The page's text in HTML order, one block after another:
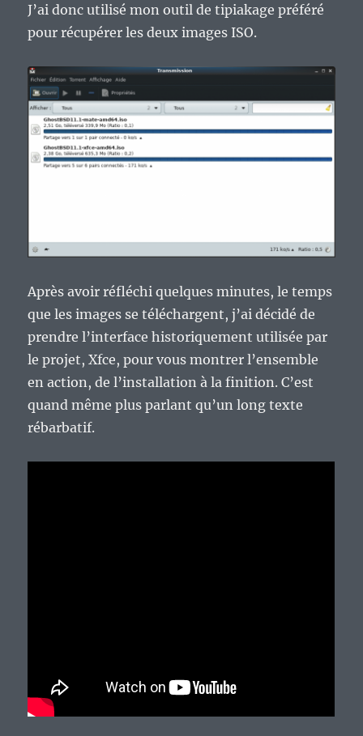
J’ai donc utilisé mon outil de tipiakage préféré
pour récupérer les deux images ISO.
Après avoir réfléchi quelques minutes, le temps
que les images se téléchargent, j’ai décidé de
prendre l’interface historiquement utilisée par
le projet, Xfce, pour vous montrer l’ensemble
en action, de l’installation à la finition. C’est
quand même plus parlant qu’un long texte
rébarbatif.